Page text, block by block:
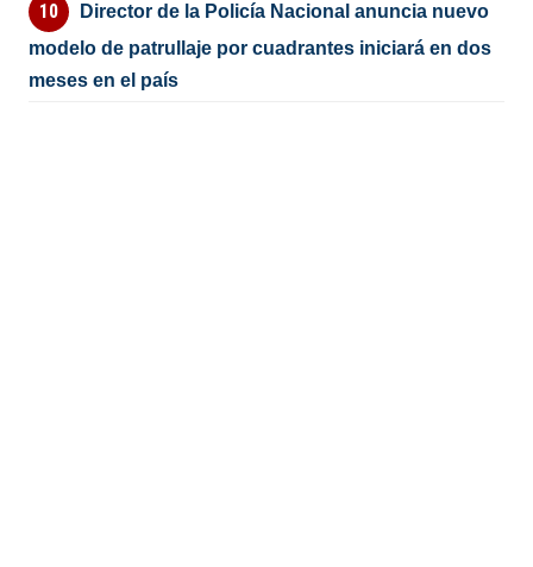
Director de la Policía Nacional anuncia nuevo
modelo de patrullaje por cuadrantes iniciará en dos
meses en el país